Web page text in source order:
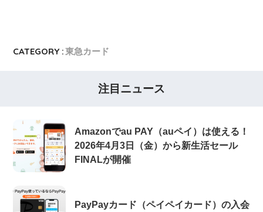
CATEGORY :東急カード
注目ニュース
Amazonでau PAY（auペイ）は使える！
2026年4月3日（金）から新生活セール
FINALが開催
PayPayカード（ペイペイカード）の入会